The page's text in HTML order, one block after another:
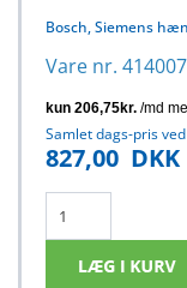
Bosch, Siemens
Vare nr. 414007
Samlet dags-pris
827,00 DKK